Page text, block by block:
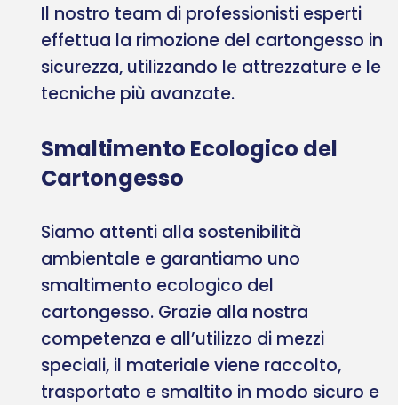
Il nostro team di professionisti esperti
effettua la rimozione del cartongesso in
sicurezza, utilizzando le attrezzature e le
tecniche più avanzate.
Smaltimento Ecologico del
Cartongesso
Siamo attenti alla sostenibilità
ambientale e garantiamo uno
smaltimento ecologico del
cartongesso. Grazie alla nostra
competenza e all’utilizzo di mezzi
speciali, il materiale viene raccolto,
trasportato e smaltito in modo sicuro e